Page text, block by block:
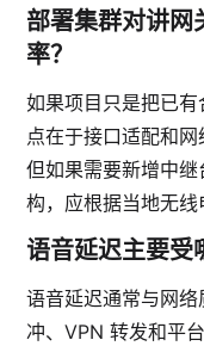
部署集群对讲网
率？
如果项目只是把已
点在于接口适配和网
但如果需要新增中
构，应根据当地无线
语音延迟主要受
语音延迟通常与网
冲、VPN 转发和平